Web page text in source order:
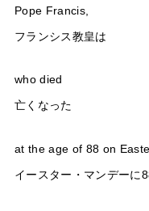
Pope Francis,
フランシス教皇は
who died
亡くなった
at the age of 88 on
イースター・マンデーに